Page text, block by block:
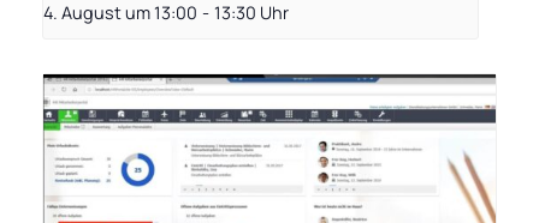
4. August um 13:00 - 13:30